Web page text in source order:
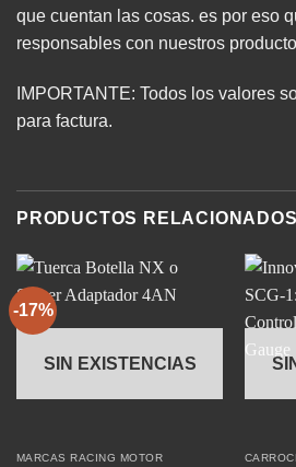
que cuentan las cosas. es por eso
responsables con nuestros
IMPORTANTE: Todos los valores
para factura.
PRODUCTOS RELACIONADOS
-17%
SIN EXISTENCIAS
MARCAS RACING MOTOR